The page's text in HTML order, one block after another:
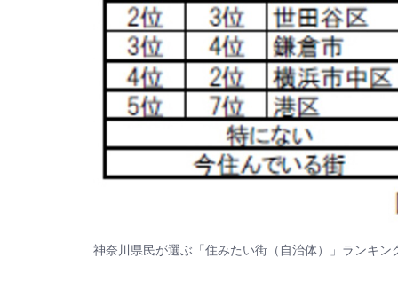
神奈川県民が選ぶ「住みたい街（自治体）」ランキン